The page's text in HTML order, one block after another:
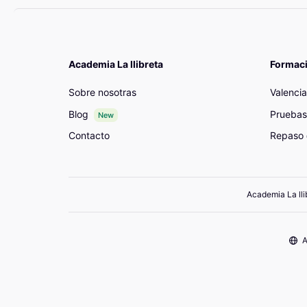
Academia La llibreta
Sobre nosotras
Blog
New
Contacto
Repaso
Academia La